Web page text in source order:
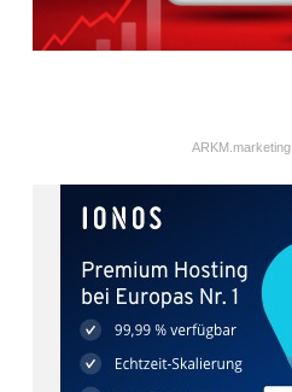
ARKM.marketing